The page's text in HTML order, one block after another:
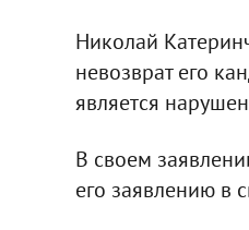
Николай
невозврат его
является
В своем
его заявлению в